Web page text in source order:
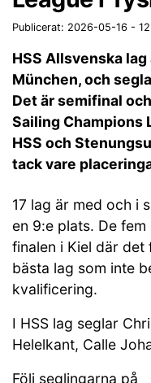
Publicerat: 2026-05-16 -
HSS Allsvenska
München, och
Det är semifinal
Sailing Champions
HSS och
tack vare
17 lag är med och i
en 9:e plats. De
finalen i Kiel där
bästa lag som inte
kvalificering.
I HSS lag seglar
Helelkant, Calle
Följ seglingarna på